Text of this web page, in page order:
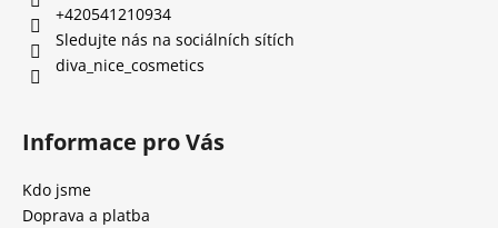
+420541210934
Sledujte nás na sociálních sítích
diva_nice_cosmetics
Informace pro Vás
Kdo jsme
Doprava a platba